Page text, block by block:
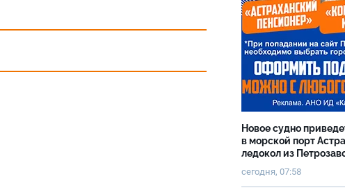
Новое судно
в морской порт
ледокол из
сегодня, 07:58